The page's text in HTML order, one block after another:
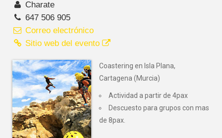
Charate
647 506 905
Correo electrónico
Sitio web del evento
Coastering en Isla Plana,
Cartagena (Murcia)
Actividad a partir de 4pax
Descuesto para grupos con mas
de 8pax.